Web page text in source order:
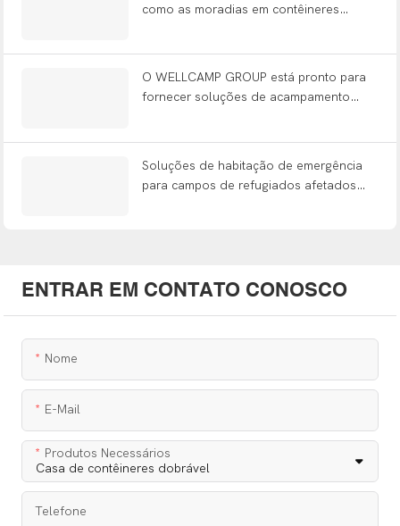
como as moradias em contêineres
O WELLCAMP GROUP está pronto para
fornecer soluções de acampamento
Soluções de habitação de emergência
para campos de refugiados afetados
ENTRAR EM CONTATO CONOSCO
Nome
E-Mail
Produtos Necessários
Telefone